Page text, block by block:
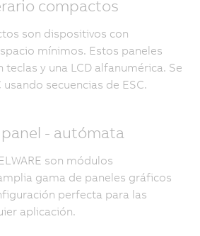
compactos
son dispositivos con
mínimos. Estos paneles
y una LCD alfanumérica. Se
secuencias de ESC.
- autómata
son módulos
gama de paneles gráficos
perfecta para las
aplicación.